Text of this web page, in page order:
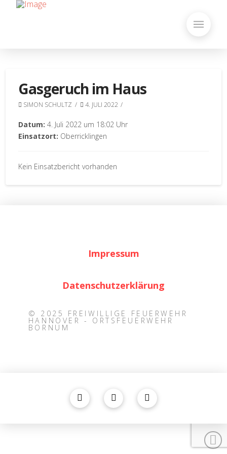
Gasgeruch im Haus
SIMON SCHULTZ 4. JULI 2022
Datum: 4. Juli 2022 um 18:02 Uhr
Einsatzort: Oberricklingen
Kein Einsatzbericht vorhanden
Impressum
Datenschutzerklärung
© 2025 FREIWILLIGE FEUERWEHR
HANNOVER - ORTSFEUERWEHR
BORNUM